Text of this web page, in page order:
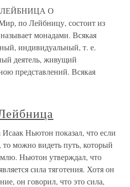
ЛЕЙБНИЦА О
по Лейбницу, состоит из
монадами. Всякая
индивидуальный, т. е.
деятель, живущий
представлений. Всякая
Ньютон показал, что если
то можно видеть путь, который
Ньютон утверждал, что
сила тяготения. Хотя он
он говорил, что это сила,